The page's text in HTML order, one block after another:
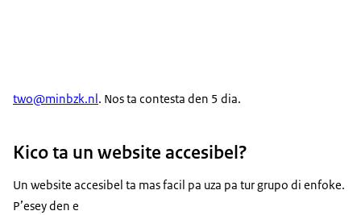
two@minbzk.nl. Nos ta contesta den 5 dia.
Kico ta un website accesibel?
Un website accesibel ta mas facil pa uza pa tur grupo di enfoke.
P’esey den e